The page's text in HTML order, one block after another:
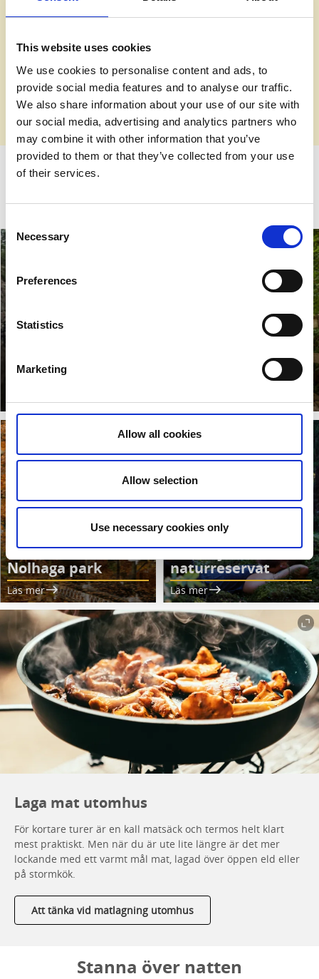
This website uses cookies
We use cookies to personalise content and ads, to
provide social media features and to analyse our traffic.
We also share information about your use of our site with
our social media, advertising and analytics partners who
may combine it with other information that you’ve
provided to them or that they’ve collected from your use
of their services.
Selection
Necessary
Preferences
Statistics
Marketing
Allow all cookies
Allow selection
Use necessary cookies only
sandstränder och barnvänliga bad till avskilda klippor med
och Stora Färgen är det aldrig långt till ett svalkande dopp.
Hitta din badplats
Populära friluftsområden
Brobacka
naturreservat
Läs mer
naturreservat
Läs mer
Nolhaga park
Läs mer
Kvarnsjön
naturreservat
Läs mer
Laga mat utomhus
För kortare turer är en kall matsäck och termos helt klart
mest praktiskt. Men när du är ute lite längre är det mer
lockande med ett varmt mål mat, lagad över öppen eld eller
på stormkök.
Att tänka vid matlagning utomhus
Stanna över natten